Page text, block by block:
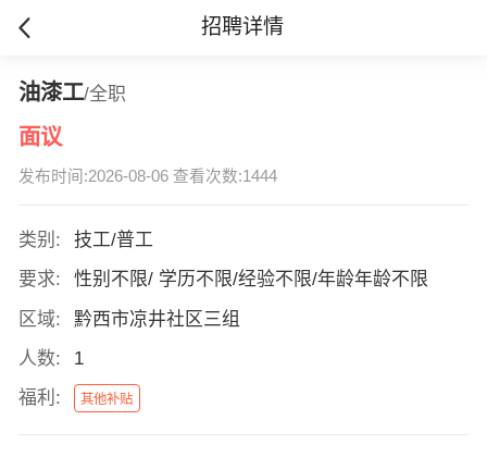
招聘详情
油漆工/全职
面议
发布时间:2026-08-06 查看次数:1444
类别:
技工/普工
要求:
性别不限/ 学历不限/经验不限/年龄年龄不限
区域:
黔西市凉井社区三组
人数:
1
福利:
其他补贴